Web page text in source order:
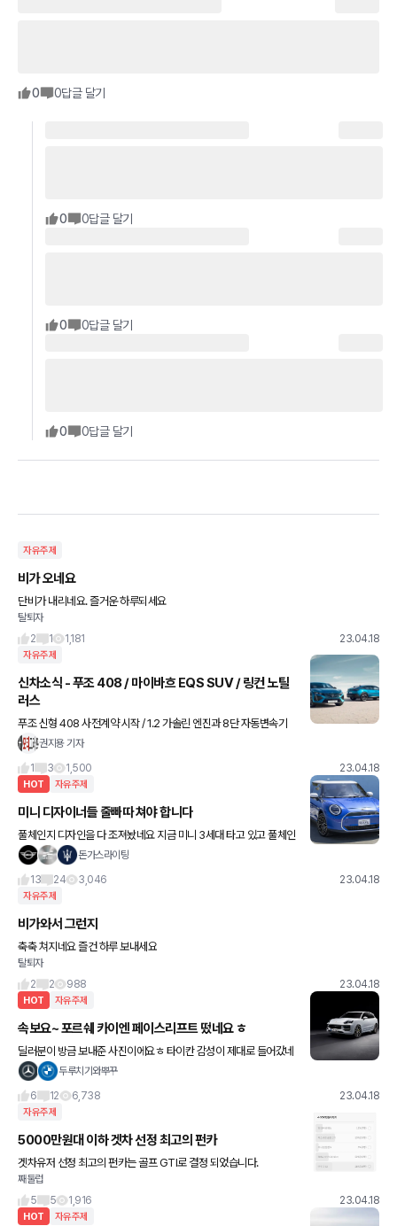
0 0답글 달기
0 0답글 달기
0 0답글 달기
0 0답글 달기
자유주제
비가 오네요
단비가 내리네요. 즐거운 하루되세요
탈퇴자
2
1 1,181 23.04.18
자유주제
신차소식 - 푸조 408 / 마이바흐 EQS SUV / 링컨 노틸
러스
푸조 신형 408 사전계약 시작 / 1.2 가솔린 엔진과 8단 자동변속기
조합으로 130마력 발휘 / 알뤼르와 GT 두 가지 트림 / 가격은 모두 4
권지용 기자
1
3 1,500 23.04.18
HOT 자유주제
미니 디자이너들 줄빠따 쳐야 합니다
풀체인지 디자인을 다 조져놨네요 지금 미니 3세대 타고 있고 풀체인
지 구매하려고 기다리고 있었는데 디자인 보자마자 손절하기로 결심
돈가스라이팅
13
24 3,046 23.04.18
자유주제
비가와서 그런지
축축 쳐지네요 즐건 하루 보내세요
탈퇴자
2
2 988 23.04.18
HOT 자유주제
속보요~ 포르쉐 카이엔 페이스리프트 떴네요 ㅎ
딜러분이 방금 보내준 사진이에요ㅎ 타이칸 감성이 제대로 들어갔네
요 ^^ 카이엔은 현행말고 페리가 답이네요 ㅎㅎ 대기기관 상관 없으
두루치기와뿌꾸
6
12 6,738 23.04.18
자유주제
5000만원대 이하 겟차 선정 최고의 펀카
겟차유저 선정 최고의 펀카는 골프 GTI로 결정 되었습니다.
째둘럽
5
5 1,916 23.04.18
HOT 자유주제